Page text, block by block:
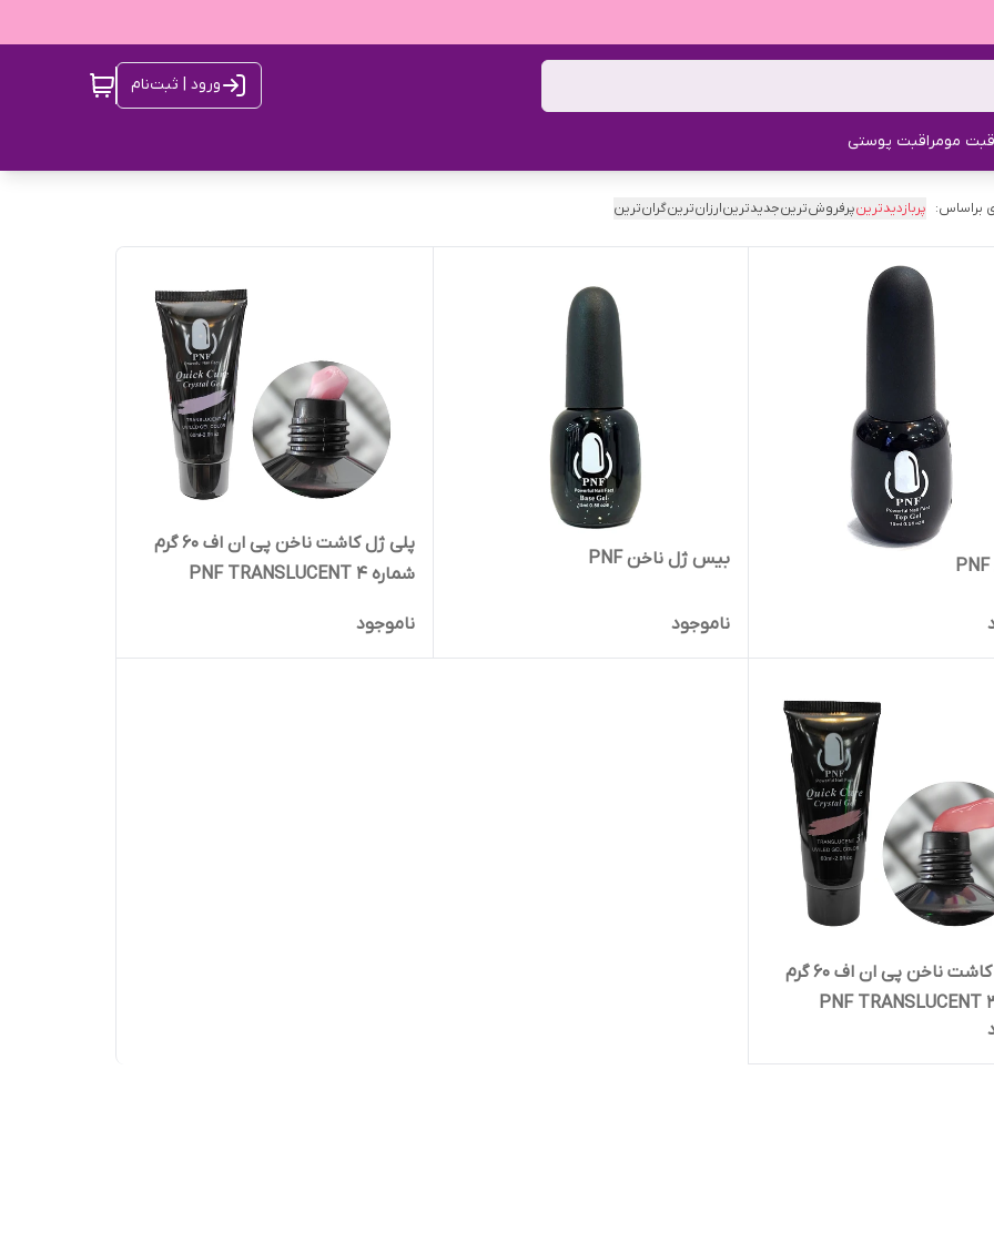
ورود | ثبت‌نام
مومراقبت پوستی
براساس: پربازدیدترینپرفروش‌ترینجدیدترینارزان‌ترینگران‌ترین
بیس ژل ناخن PNF
ناموجود
پلی ژل کاشت ناخن پی ان اف 60 گرم
شماره PNF TRANSLUCENT 4
ناموجود
پلی ژل کاشت ناخن پی ان اف 60 گرم